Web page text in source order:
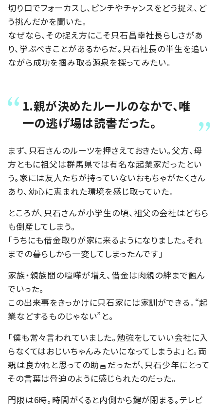
切り口でフォーカスし、ピンチやチャンスをどう捉え、ど
う挑んだかを聞いた。
なぜなら、その捉え方にこそ只石昌幸社長らしさがあ
り、学ぶべきことがあるからだ。只石社長の半生を追い
ながら成功を掴み取る源泉を探ってみたい。
1.親が決めたルールのなかで、唯
一の逃げ場は読書だった。
まず、只石さんのルーツを押さえておきたい。父方、母
方ともに祖父は群馬県では有名な起業家だったとい
う。家には友人たちが持っていないおもちゃがたくさん
あり、幼心に恵まれた環境を感じ取っていた。
ところが、只石さんが小学生の頃、祖父の会社はどちら
も倒産してしまう。
「うちにも借金取りが家に来るようになりました。それ
までの暮らしから一変してしまったんです」
家族・親族間の喧嘩が増え、借金は肉親の絆まで蝕ん
でいった。
この出来事をきっかけに只石家には家訓ができる。“起
業などするものじゃない”と。
「僕も常々言われていました。勉強をしていい会社に入
らなくてはおじいちゃんみたいになってしまうよ」と。両
親は良かれと思っての助言だったが、只石少年にとって
その言葉は脅迫のように感じられたのだった。
門限は6時。時間がくると内側から鍵が閉まる。テレビ